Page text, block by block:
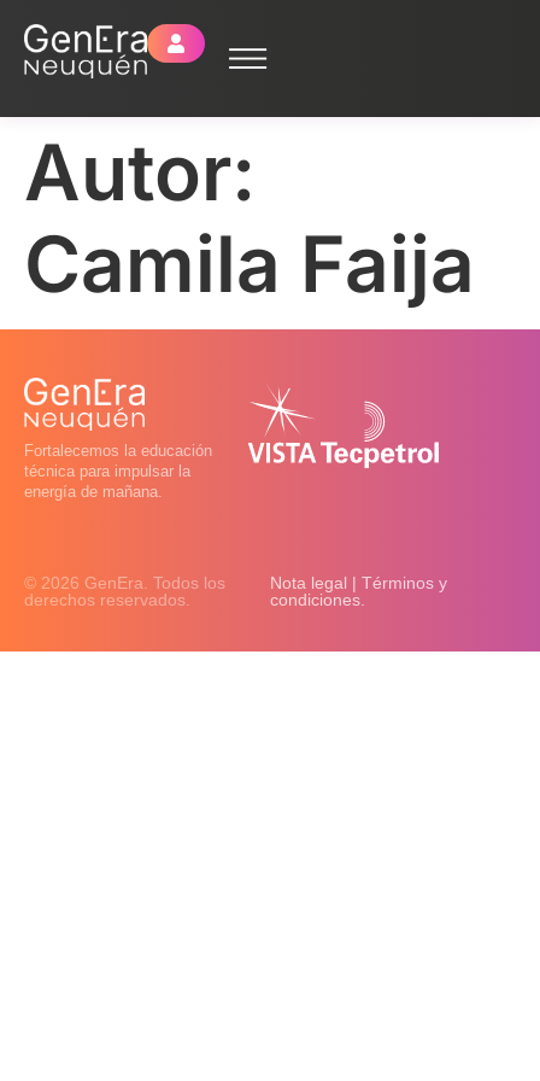
Autor:
Camila Faija
Fortalecemos la educación
técnica para impulsar la
energía de mañana.
© 2026 GenEra. Todos los
derechos reservados.
Nota legal | Términos y
condiciones.